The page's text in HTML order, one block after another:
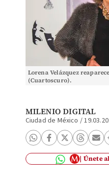
Lorena Velázquez
(Cuartoscuro).
MILENIO DIGITAL
Ciudad de México /
Únete